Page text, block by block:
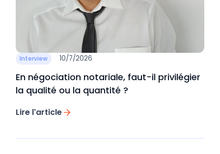
Interview 10/7/2026
En négociation notariale, faut-il privilégier
la qualité ou la quantité ?
Lire l'article